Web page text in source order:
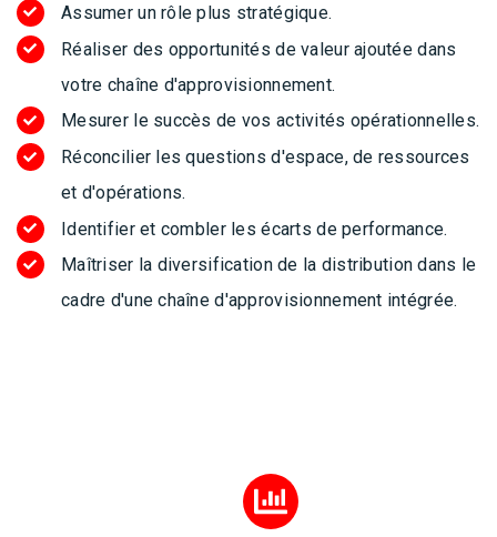
Assumer un rôle plus stratégique.
Réaliser des opportunités de valeur ajoutée dans
votre chaîne d'approvisionnement.
Mesurer le succès de vos activités opérationnelles.
Réconcilier les questions d'espace, de ressources
et d'opérations.
Identifier et combler les écarts de performance.
Maîtriser la diversification de la distribution dans le
cadre d'une chaîne d'approvisionnement intégrée.